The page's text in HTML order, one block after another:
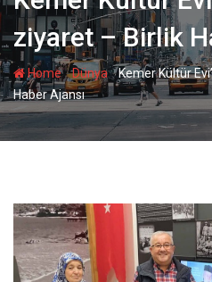
ziyaret – Birlik
Home-Dünya-Kemer Kültür
Haber Ajansı